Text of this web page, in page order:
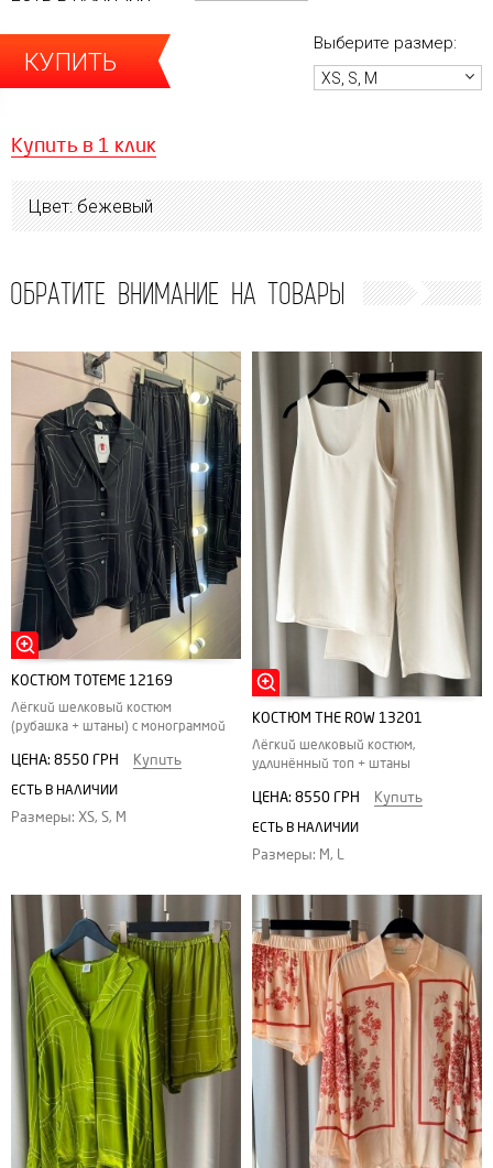
КУПИТЬ
Выберите размер:
XS, S, M
Купить в 1 клик
Цвет: бежевый
ОБРАТИТЕ ВНИМАНИЕ НА ТОВАРЫ
КОСТЮМ TOTEME 12169
Лёгкий шелковый костюм
(рубашка + штаны) с монограммой
ЦЕНА: 8550 ГРН Купить
ЕСТЬ В НАЛИЧИИ
Размеры: XS, S, M
КОСТЮМ THE ROW 13201
Лёгкий шелковый костюм,
удлинённый топ + штаны
ЦЕНА: 8550 ГРН Купить
ЕСТЬ В НАЛИЧИИ
Размеры: M, L